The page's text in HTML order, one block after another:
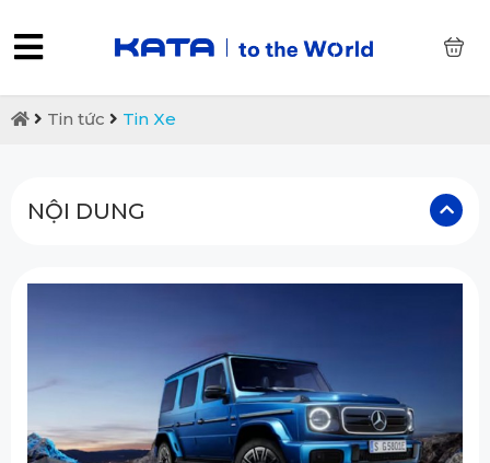
Tin tức Tin Xe
NỘI DUNG